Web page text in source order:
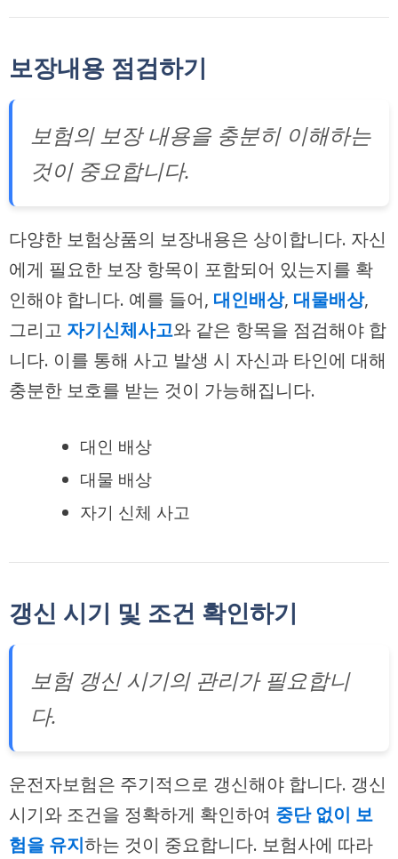
보장내용 점검하기
보험의 보장 내용을 충분히 이해하는
것이 중요합니다.
다양한 보험상품의 보장내용은 상이합니다. 자신
에게 필요한 보장 항목이 포함되어 있는지를 확
인해야 합니다. 예를 들어, 대인배상, 대물배상,
그리고 자기신체사고와 같은 항목을 점검해야 합
니다. 이를 통해 사고 발생 시 자신과 타인에 대해
충분한 보호를 받는 것이 가능해집니다.
대인 배상
대물 배상
자기 신체 사고
갱신 시기 및 조건 확인하기
보험 갱신 시기의 관리가 필요합니
다.
운전자보험은 주기적으로 갱신해야 합니다. 갱신
시기와 조건을 정확하게 확인하여 중단 없이 보
험을 유지하는 것이 중요합니다. 보험사에 따라